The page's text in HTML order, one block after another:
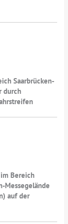
Saarbrücken-
durch
Bereich
Messegelände
auf der